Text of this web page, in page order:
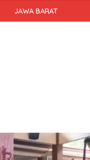
JAWA BARAT